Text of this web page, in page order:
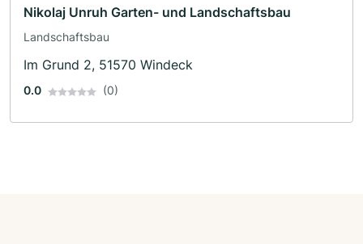
Nikolaj Unruh Garten- und Landschaftsbau
Landschaftsbau
Im Grund 2, 51570 Windeck
0.0 (0)